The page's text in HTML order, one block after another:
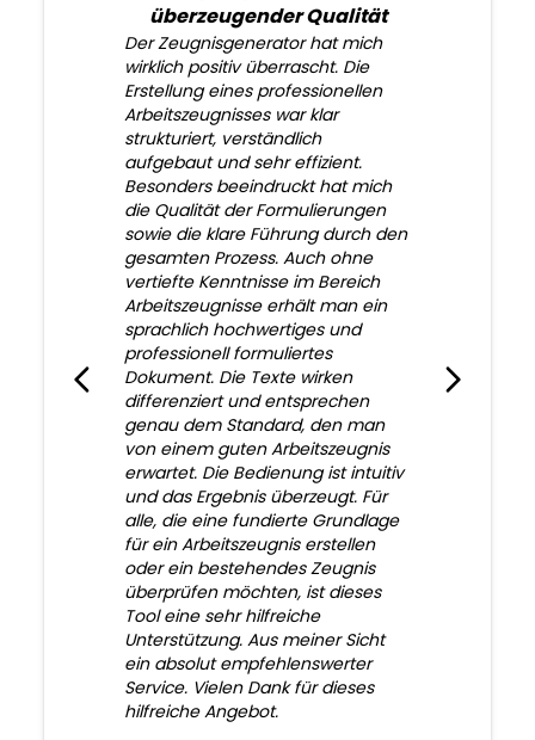
überzeugender Qualität
Der Zeugnisgenerator hat mich
wirklich positiv überrascht. Die
Erstellung eines professionellen
Arbeitszeugnisses war klar
strukturiert, verständlich
aufgebaut und sehr effizient.
Besonders beeindruckt hat mich
die Qualität der Formulierungen
sowie die klare Führung durch den
gesamten Prozess. Auch ohne
vertiefte Kenntnisse im Bereich
Arbeitszeugnisse erhält man ein
sprachlich hochwertiges und
professionell formuliertes
Dokument. Die Texte wirken
differenziert und entsprechen
genau dem Standard, den man
von einem guten Arbeitszeugnis
erwartet. Die Bedienung ist intuitiv
und das Ergebnis überzeugt. Für
alle, die eine fundierte Grundlage
für ein Arbeitszeugnis erstellen
oder ein bestehendes Zeugnis
überprüfen möchten, ist dieses
Tool eine sehr hilfreiche
Unterstützung. Aus meiner Sicht
ein absolut empfehlenswerter
Service. Vielen Dank für dieses
hilfreiche Angebot.